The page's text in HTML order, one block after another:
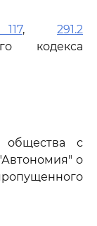
,291.2
кодекса
общества с
о